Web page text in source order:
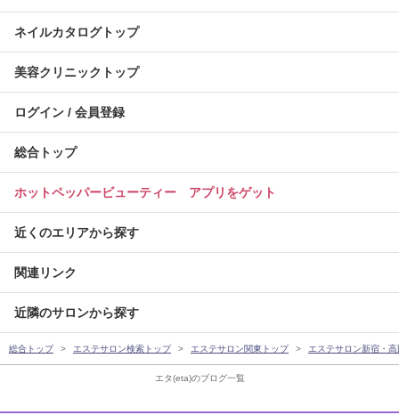
エタ(eta)のブログ一覧
ネイルカタログトップ
美容クリニックトップ
ログイン / 会員登録
総合トップ
ホットペッパービューティー アプリをゲット
近くのエリアから探す
関連リンク
近隣のサロンから探す
総合トップ エステサロン検索トップ エステサロン関東トップ エステサロン新宿・